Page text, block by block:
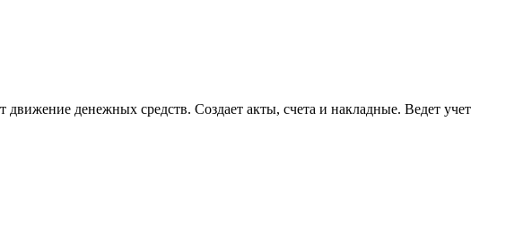
движение денежных средств. Создает акты, счета и накладные. Ведет учет